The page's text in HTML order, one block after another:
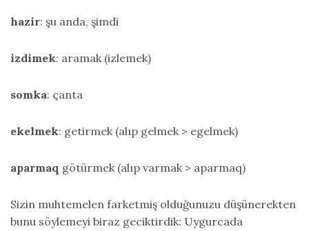
hazir: şu anda, şimdi
izdimek: aramak (izlemek)
somka: çanta
ekelmek: getirmek (alıp gelmek > egelmek)
aparmaq götürmek (alıp varmak > aparmaq)
Sizin muhtemelen farketmiş olduğunuzu düşünerekten
bunu söylemeyi biraz geciktirdik: Uygurcada